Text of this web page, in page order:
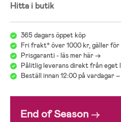
Hitta i butik
365 dagars öppet köp
Fri frakt* över 1000 kr, gäller
Prisgaranti - läs mer här ->
Pålitlig leverans direkt från eget
Beställ innan 12:00 på vardagar
End of Season→